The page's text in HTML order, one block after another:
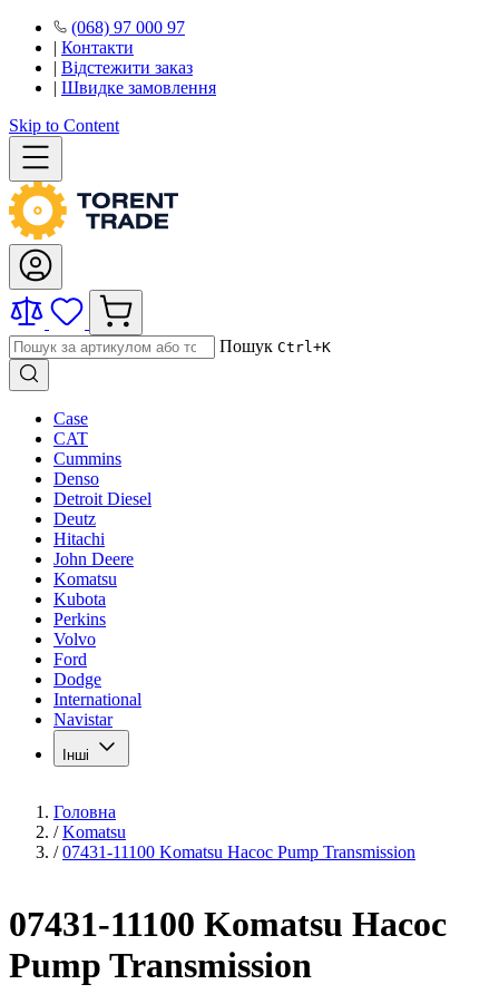
(068) 97 000 97
| Контакти
| Відстежити заказ
| Швидке замовлення
Skip to Content
Пошук Ctrl+K
Case
CAT
Cummins
Denso
Detroit Diesel
Deutz
Hitachi
John Deere
Komatsu
Kubota
Perkins
Volvo
Ford
Dodge
International
Navistar
Інші
Головна
/ Komatsu
/ 07431-11100 Komatsu Насос Pump Transmission
07431-11100 Komatsu Насос
Pump Transmission